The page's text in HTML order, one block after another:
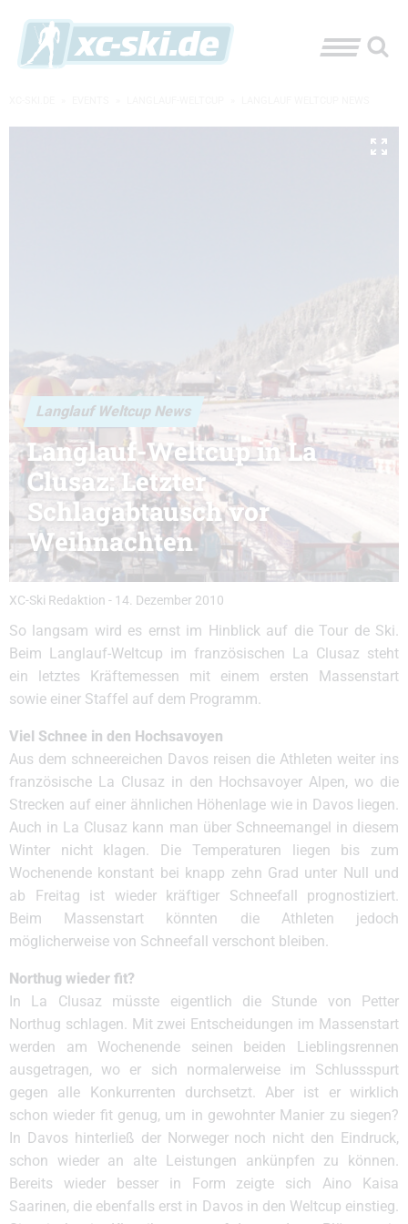
Langlauf Weltcup News
Langlauf-Weltcup in La
Clusaz: Letzter
Schlagabtausch vor
Weihnachten
XC-Ski Redaktion - 14. Dezember 2010
So langsam wird es ernst im Hinblick auf die Tour de Ski.
Beim Langlauf-Weltcup im französischen La Clusaz steht
ein letztes Kräftemessen mit einem ersten Massenstart
sowie einer Staffel auf dem Programm.
Viel Schnee in den Hochsavoyen
Aus dem schneereichen Davos reisen die Athleten weiter ins
französische La Clusaz in den Hochsavoyer Alpen, wo die
Strecken auf einer ähnlichen Höhenlage wie in Davos liegen.
Auch in La Clusaz kann man über Schneemangel in diesem
Winter nicht klagen. Die Temperaturen liegen bis zum
Wochenende konstant bei knapp zehn Grad unter Null und
ab Freitag ist wieder kräftiger Schneefall prognostiziert.
Beim Massenstart könnten die Athleten jedoch
möglicherweise von Schneefall verschont bleiben.
Northug wieder fit?
In La Clusaz müsste eigentlich die Stunde von Petter
Northug schlagen. Mit zwei Entscheidungen im Massenstart
werden am Wochenende seinen beiden Lieblingsrennen
ausgetragen, wo er sich normalerweise im Schlussspurt
gegen alle Konkurrenten durchsetzt. Aber ist er wirklich
schon wieder fit genug, um in gewohnter Manier zu siegen?
In Davos hinterließ der Norweger noch nicht den Eindruck,
schon wieder an alte Leistungen ankünpfen zu können.
Bereits wieder besser in Form zeigte sich Aino Kaisa
Saarinen, die ebenfalls erst in Davos in den Weltcup einstieg.